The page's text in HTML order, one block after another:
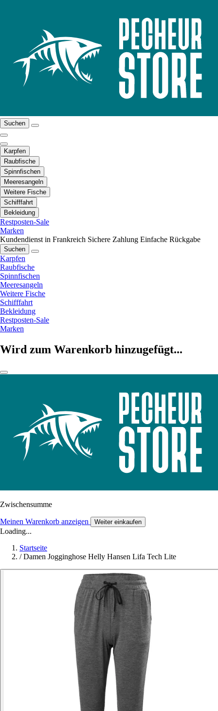
Suchen
Karpfen
Raubfische
Spinnfischen
Meeresangeln
Weitere Fische
Schifffahrt
Bekleidung
Restposten-Sale
Marken
Kundendienst in Frankreich Sichere Zahlung Einfache Rückgabe
Suchen
Karpfen
Raubfische
Spinnfischen
Meeresangeln
Weitere Fische
Schifffahrt
Bekleidung
Restposten-Sale
Marken
Wird zum Warenkorb hinzugefügt...
Zwischensumme
Meinen Warenkorb anzeigen Weiter einkaufen
Loading...
Startseite
/ Damen Jogginghose Helly Hansen Lifa Tech Lite